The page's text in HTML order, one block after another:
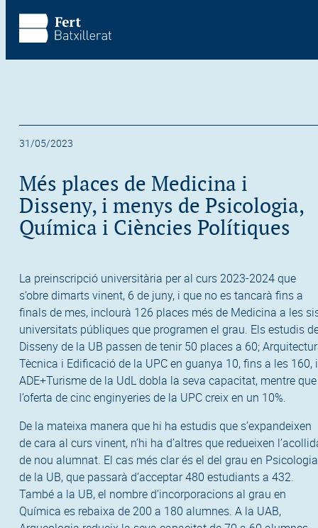
Vés al contingut principal
31/05/2023
Més places de Medicina i
Disseny, i menys de Psicologia,
Química i Ciències Polítiques
La preinscripció universitària per al curs 2023-2024 que
s’obre dimarts vinent, 6 de juny, i que no es tancarà fins a
finals de mes, inclourà 126 places més de Medicina a les
universitats públiques que programen el grau. Els estudis
Disseny de la UB passen de tenir 50 places a 60;
Tècnica i Edificació de la UPC en guanya 10, fins a les 160, i
ADE+Turisme de la UdL dobla la seva capacitat, mentre que
l’oferta de cinc enginyeries de la UPC creix en un 10%.
De la mateixa manera que hi ha estudis que s’expandeixen
de cara al curs vinent, n’hi ha d’altres que redueixen
de nou alumnat. El cas més clar és el del grau en Psicologia
de la UB, que passarà d’acceptar 480 estudiants a 432.
També a la UB, el nombre d’incorporacions al grau en
Química es rebaixa de 200 a 180 alumnes. A la UAB,